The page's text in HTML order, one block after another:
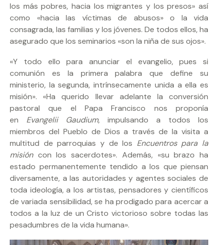
los más pobres, hacia los migrantes y los presos» así
como «hacia las víctimas de abusos» o la vida
consagrada, las familias y los jóvenes. De todos ellos, ha
asegurado que los seminarios «son la niña de sus ojos».
«Y todo ello para anunciar el evangelio, pues si
comunión es la primera palabra que define su
ministerio, la segunda, intrínsecamente unida a ella es
misión». «Ha querido llevar adelante la conversión
pastoral que el Papa Francisco nos proponía
en Evangelii Gaudium, impulsando a todos los
miembros del Pueblo de Dios a través de la visita a
multitud de parroquias y de los Encuentros para la
misióncon los sacerdotes». Además, «su brazo ha
estado permanentemente tendido a los que piensan
diversamente, a las autoridades y agentes sociales de
toda ideología, a los artistas, pensadores y científicos
de variada sensibilidad, se ha prodigado para acercar a
todos a la luz de un Cristo victorioso sobre todas las
pesadumbres de la vida humana».